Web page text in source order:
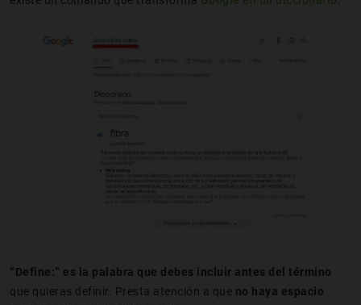
“Define:” es la palabra que debes incluir antes del término
que quieras definir. Presta atención a que no haya espacio